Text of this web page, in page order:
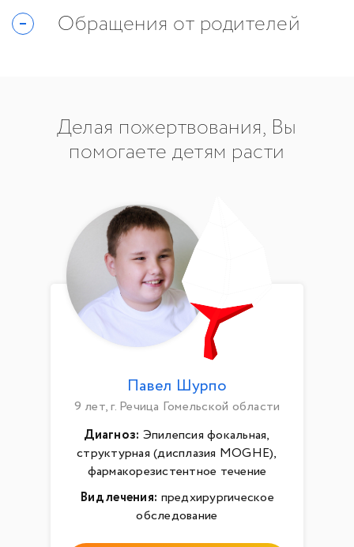
Обращения от родителей
Делая пожертвования, Вы
помогаете детям расти
Павел Шурпо
9 лет, г. Речица Гомельской области
Диагноз: Эпилепсия фокальная,
структурная (дисплазия MOGHE),
фармакорезистентное течение
Вид лечения: предхирургическое
обследование